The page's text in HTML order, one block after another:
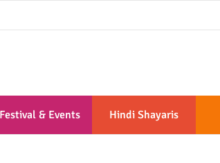
Festival & Events Hindi Shayaris